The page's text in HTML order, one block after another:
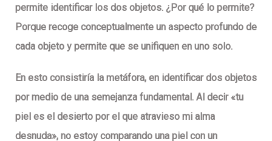
permite identificar los dos objetos. ¿Por qué lo permite?
Porque recoge conceptualmente un aspecto profundo de
cada objeto y permite que se unifiquen en uno solo.
En esto consistiría la metáfora, en identificar dos objetos
por medio de una semejanza fundamental. Al decir «tu
piel es el desierto por el que atravieso mi alma
desnuda», no estoy comparando una piel con un